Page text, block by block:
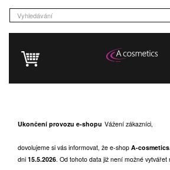
Ukončení provozu e-shopu Vážení zákazníci,
dovolujeme si vás informovat, že e-shop A-
dni 15.5.2026. Od tohoto data již není možné vytvářet